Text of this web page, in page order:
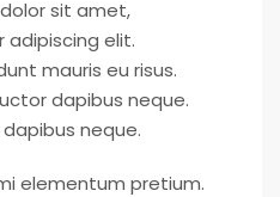
sit amet,
elit.
mauris eu risus.
dapibus neque.
neque.
elementum pretium.